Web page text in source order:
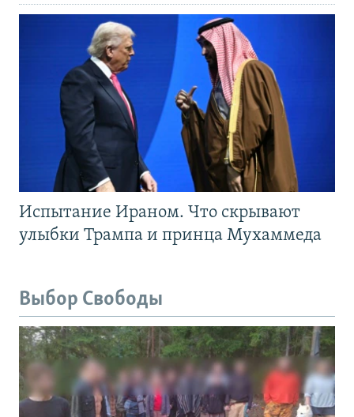
Испытание Ираном. Что скрывают
улыбки Трампа и принца Мухаммеда
Выбор Свободы